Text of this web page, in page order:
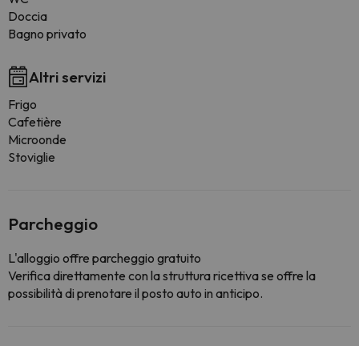
Doccia
Bagno privato
Altri servizi
Frigo
Cafetière
Microonde
Stoviglie
Parcheggio
L'alloggio offre parcheggio gratuito
Verifica direttamente con la struttura ricettiva se offre la
possibilità di prenotare il posto auto in anticipo.